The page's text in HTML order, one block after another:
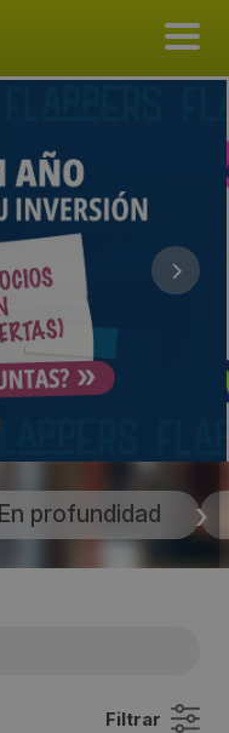
En profundidad
Filtrar